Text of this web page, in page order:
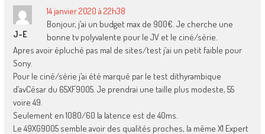
J-E
14 janvier 2020 à 22h38
Bonjour, j’ai un budget max de 900€. Je cherche une
bonne tv polyvalente pour le JV et le ciné/série.
Apres avoir épluché pas mal de sites/test j’ai un petit faible pour
Sony.
Pour le ciné/série j’ai été marqué par le test dithyrambique
d’avCésar du 65XF9005. Je prendrai une taille plus modeste, 55
voire 49.
Seulement en 1080/60 la latence est de 40ms.
Le 49XG9005 semble avoir des qualités proches, la même X1 Expert